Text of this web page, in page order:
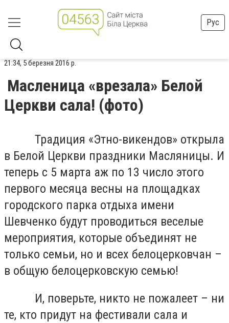
Рус
21:34, 5 березня 2016 р.
Масленица «врезала» Белой
Церкви сала! (фото)
Традиция «Этно-викендов» открыла
в Белой Церкви праздники Масляницы. И
теперь с 5 марта аж по 13 число этого
первого месяца весны на площадках
городского парка отдыха имени
Шевченко будут проводиться веселые
мероприятия, которые объединят не
только семьи, но и всех белоцерковчан –
в общую белоцерковскую семью!
И, поверьте, никто не пожалеет – ни
те, кто придут на фестивали сала и